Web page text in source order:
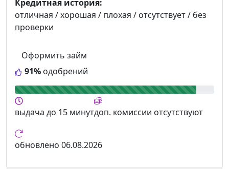
91% одобрений
Оформить займ
Кредитная история:
отличная / хорошая / плохая / отсутствует / без
проверки
выдача до 15 минутдоп. комиссии отсутствуют
обновлено 06.08.2026